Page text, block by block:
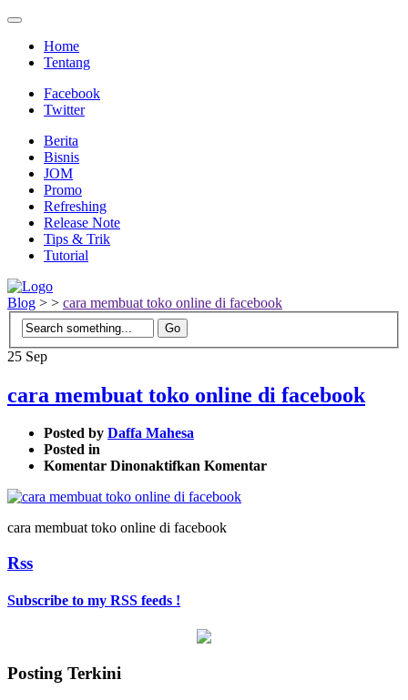
Home
Tentang
Facebook
Twitter
Berita
Bisnis
JOM
Promo
Refreshing
Release Note
Tips & Trik
Tutorial
Blog > > cara membuat toko online di facebook
25 Sep
cara membuat toko online di facebook
Posted by Daffa Mahesa
Posted in
Komentar Dinonaktifkan pada
membuat
online
Komentar
cara membuat toko online di facebook
Rss
Subscribe to my RSS feeds !
Posting Terkini